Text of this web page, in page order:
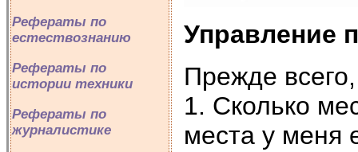
Рефераты по
естествознанию
Рефераты по
истории техники
Рефераты по
журналистике
Управление
Прежде
1. Сколько
места у меня